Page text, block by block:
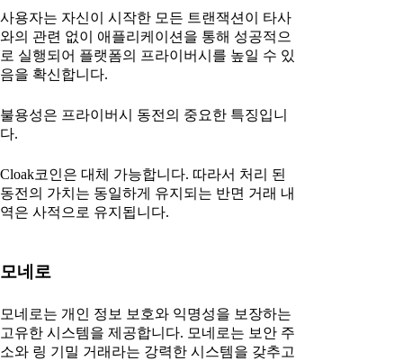
사용자는 자신이 시작한 모든 트랜잭션이 타사
와의 관련 없이 애플리케이션을 통해 성공적으
로 실행되어 플랫폼의 프라이버시를 높일 수 있
음을 확신합니다.
불용성은 프라이버시 동전의 중요한 특징입니
다.
Cloak코인은 대체 가능합니다. 따라서 처리 된
동전의 가치는 동일하게 유지되는 반면 거래 내
역은 사적으로 유지됩니다.
모네로
모네로는 개인 정보 보호와 익명성을 보장하는
고유한 시스템을 제공합니다. 모네로는 보안 주
소와 링 기밀 거래라는 강력한 시스템을 갖추고